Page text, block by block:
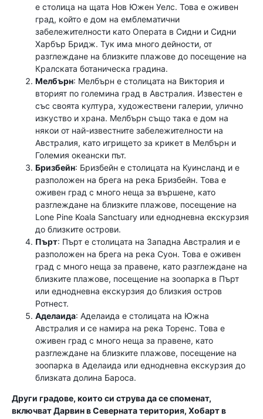
е столица на щата Нов Южен Уелс. Това е оживен
град, който е дом на емблематични
забележителности като Операта в Сидни и Сидни
Харбър Бридж. Тук има много дейности, от
разглеждане на близките плажове до посещение на
Кралската ботаническа градина.
Мелбърн: Мелбърн е столицата на Виктория и
вторият по големина град в Австралия. Известен е
със своята култура, художествени галерии, улично
изкуство и храна. Мелбърн също така е дом на
някои от най-известните забележителности на
Австралия, като игрището за крикет в Мелбърн и
Големия океански път.
Бризбейн: Бризбейн е столицата на Куинсланд и е
разположен на брега на река Бризбейн. Това е
оживен град с много неща за вършене, като
разглеждане на близките плажове, посещение на
Lone Pine Koala Sanctuary или еднодневна екскурзия
до близките острови.
Пърт: Пърт е столицата на Западна Австралия и е
разположен на брега на река Суон. Това е оживен
град с много неща за правене, като разглеждане на
близките плажове, посещение на зоопарка в Пърт
или еднодневна екскурзия до близкия остров
Ротнест.
Аделаида: Аделаида е столицата на Южна
Австралия и се намира на река Торенс. Това е
оживен град с много неща за правене, като
разглеждане на близките плажове, посещение на
зоопарка в Аделаида или еднодневна екскурзия до
близката долина Бароса.
Други градове, които си струва да се споменат,
включват Дарвин в Северната територия, Хобарт в